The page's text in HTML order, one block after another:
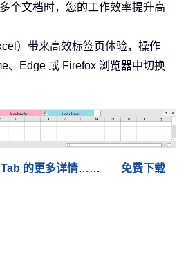
个文档时，您的工作效率提升高
）带来高效标签页体验，操作
、Edge 或 Firefox 浏览器中切换
的更多详情…… 免费下载